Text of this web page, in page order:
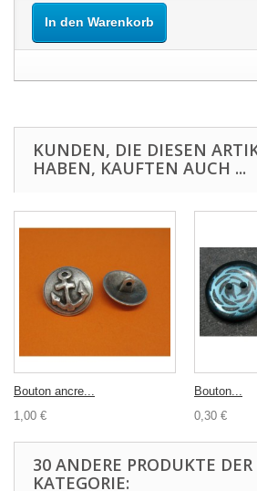
In den Warenkorb
KUNDEN, DIE DIESEN
HABEN, KAUFTEN AUCH ...
Bouton ancre...
1,00 €
Bouton...
0,30 €
30 ANDERE PRODUKTE
KATEGORIE: